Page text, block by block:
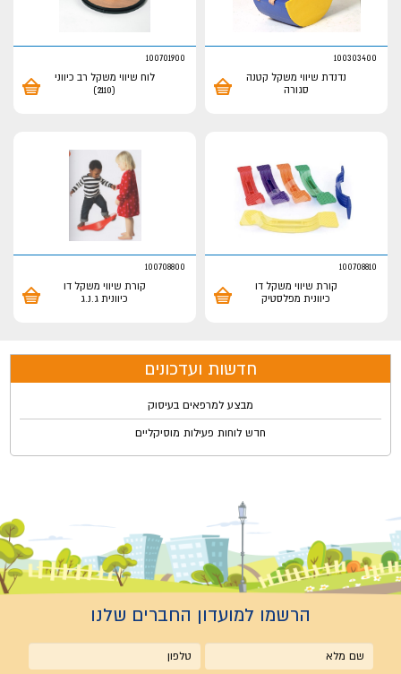
100303400
נדנדת שיווי משקל קטנה
סגורה
100701900
לוח שיווי משקל רב כיווני
(2110)
100708810
קורת שיווי משקל דו
כיוונית מפלסטיק
100708800
קורת שיווי משקל דו
כיוונית ג.נ.ג
חדשות ועדכונים
מבצע למרפאים בעיסוק
חדש לוחות פעילות מוסיקליים
הרשמו למועדון החברים שלנו